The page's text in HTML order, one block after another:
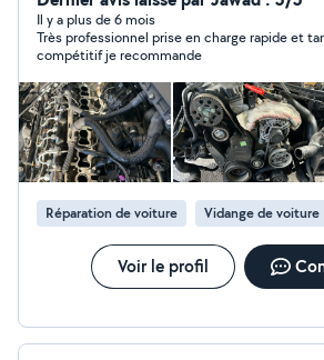
Il y a plus de 6 mois
Très professionnel prise en charge rapide et
compétitif je recommande
Réparation de voiture Vidange de voiture
Voir le profil